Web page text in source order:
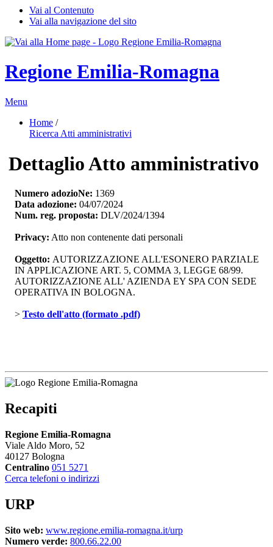
Vai al Contenuto
Vai alla navigazione del sito
Regione Emilia-Romagna
Menu
Home /
Ricerca Atti amministrativi
Dettaglio Atto amministrativo
Numero adozioNe: 1369
Data adozione: 04/07/2024
Num. reg. proposta: DLV/2024/1394
Privacy: Atto non contenente dati personali
Oggetto: AUTORIZZAZIONE ALL'ESONERO PARZIALE
IN APPLICAZIONE ART. 5, COMMA 3, LEGGE 68/99.
AUTORIZZAZIONE ALL' AZIENDA EY SPA CON SEDE
OPERATIVA IN BOLOGNA.
> Testo dell'atto (formato .pdf)
Recapiti
Regione Emilia-Romagna
Viale Aldo Moro, 52
40127 Bologna
Centralino 051 5271
Cerca telefoni o indirizzi
URP
Sito web: www.regione.emilia-romagna.it/urp
Numero verde: 800.66.22.00